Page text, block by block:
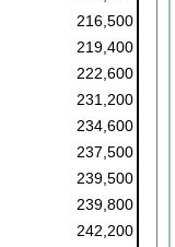
216,500
219,400
222,600
231,200
234,600
237,500
239,500
239,800
242,200